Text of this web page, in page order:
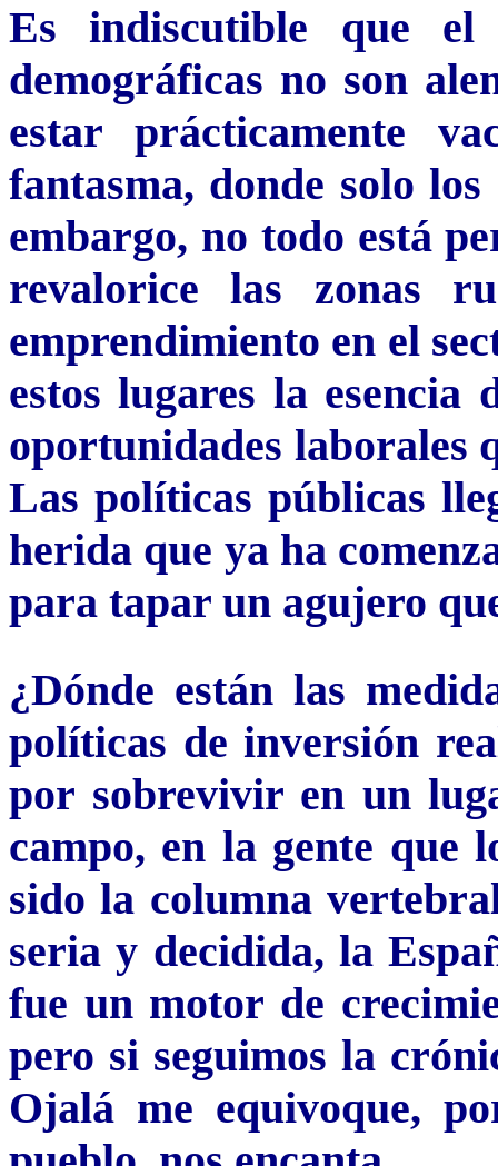
Es indiscutible que el
demográficas no son
estar prácticamente
fantasma, donde solo
embargo, no todo está
revalorice las zonas
emprendimiento en el
estos lugares la
oportunidades laborales
Las políticas públicas
herida que ya ha
para tapar un agujero
¿Dónde están las
políticas de inversión
por sobrevivir en un
campo, en la gente que
sido la columna
seria y decidida, la
fue un motor de
pero si seguimos la
Ojalá me equivoque,